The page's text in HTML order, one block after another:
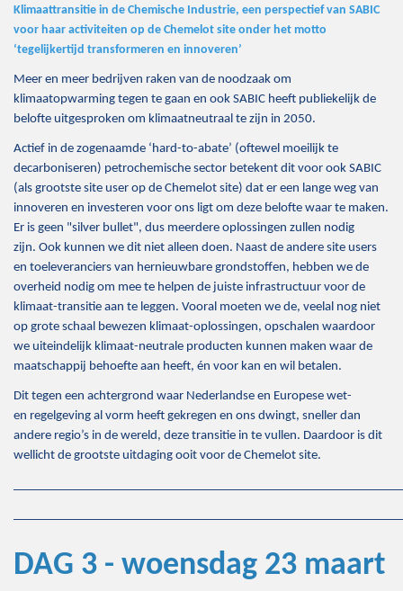
Klimaattransitie in de Chemische Industrie, een perspectief van SABIC
voor haar activiteiten op de Chemelot site onder het motto
‘tegelijkertijd transformeren en innoveren’
Meer en meer bedrijven raken van de noodzaak om
klimaatopwarming tegen te gaan en ook SABIC heeft publiekelijk de
belofte uitgesproken om klimaatneutraal te zijn in 2050.
Actief in de zogenaamde ‘hard-to-abate’ (oftewel moeilijk te
decarboniseren) petrochemische sector betekent dit voor ook SABIC
(als grootste site user op de Chemelot site) dat er een lange weg van
innoveren en investeren voor ons ligt om deze belofte waar te maken.
Er is geen "silver bullet", dus meerdere oplossingen zullen nodig
zijn. Ook kunnen we dit niet alleen doen. Naast de andere site users
en toeleveranciers van hernieuwbare grondstoffen, hebben we de
overheid nodig om mee te helpen de juiste infrastructuur voor de
klimaat-transitie aan te leggen. Vooral moeten we de, veelal nog niet
op grote schaal bewezen klimaat-oplossingen, opschalen waardoor
we uiteindelijk klimaat-neutrale producten kunnen maken waar de
maatschappij behoefte aan heeft, én voor kan en wil betalen.
Dit tegen een achtergrond waar Nederlandse en Europese wet-
en regelgeving al vorm heeft gekregen en ons dwingt, sneller dan
andere regio’s in de wereld, deze transitie in te vullen. Daardoor is dit
wellicht de grootste uitdaging ooit voor de Chemelot site.
DAG 3 - woensdag 23 maart